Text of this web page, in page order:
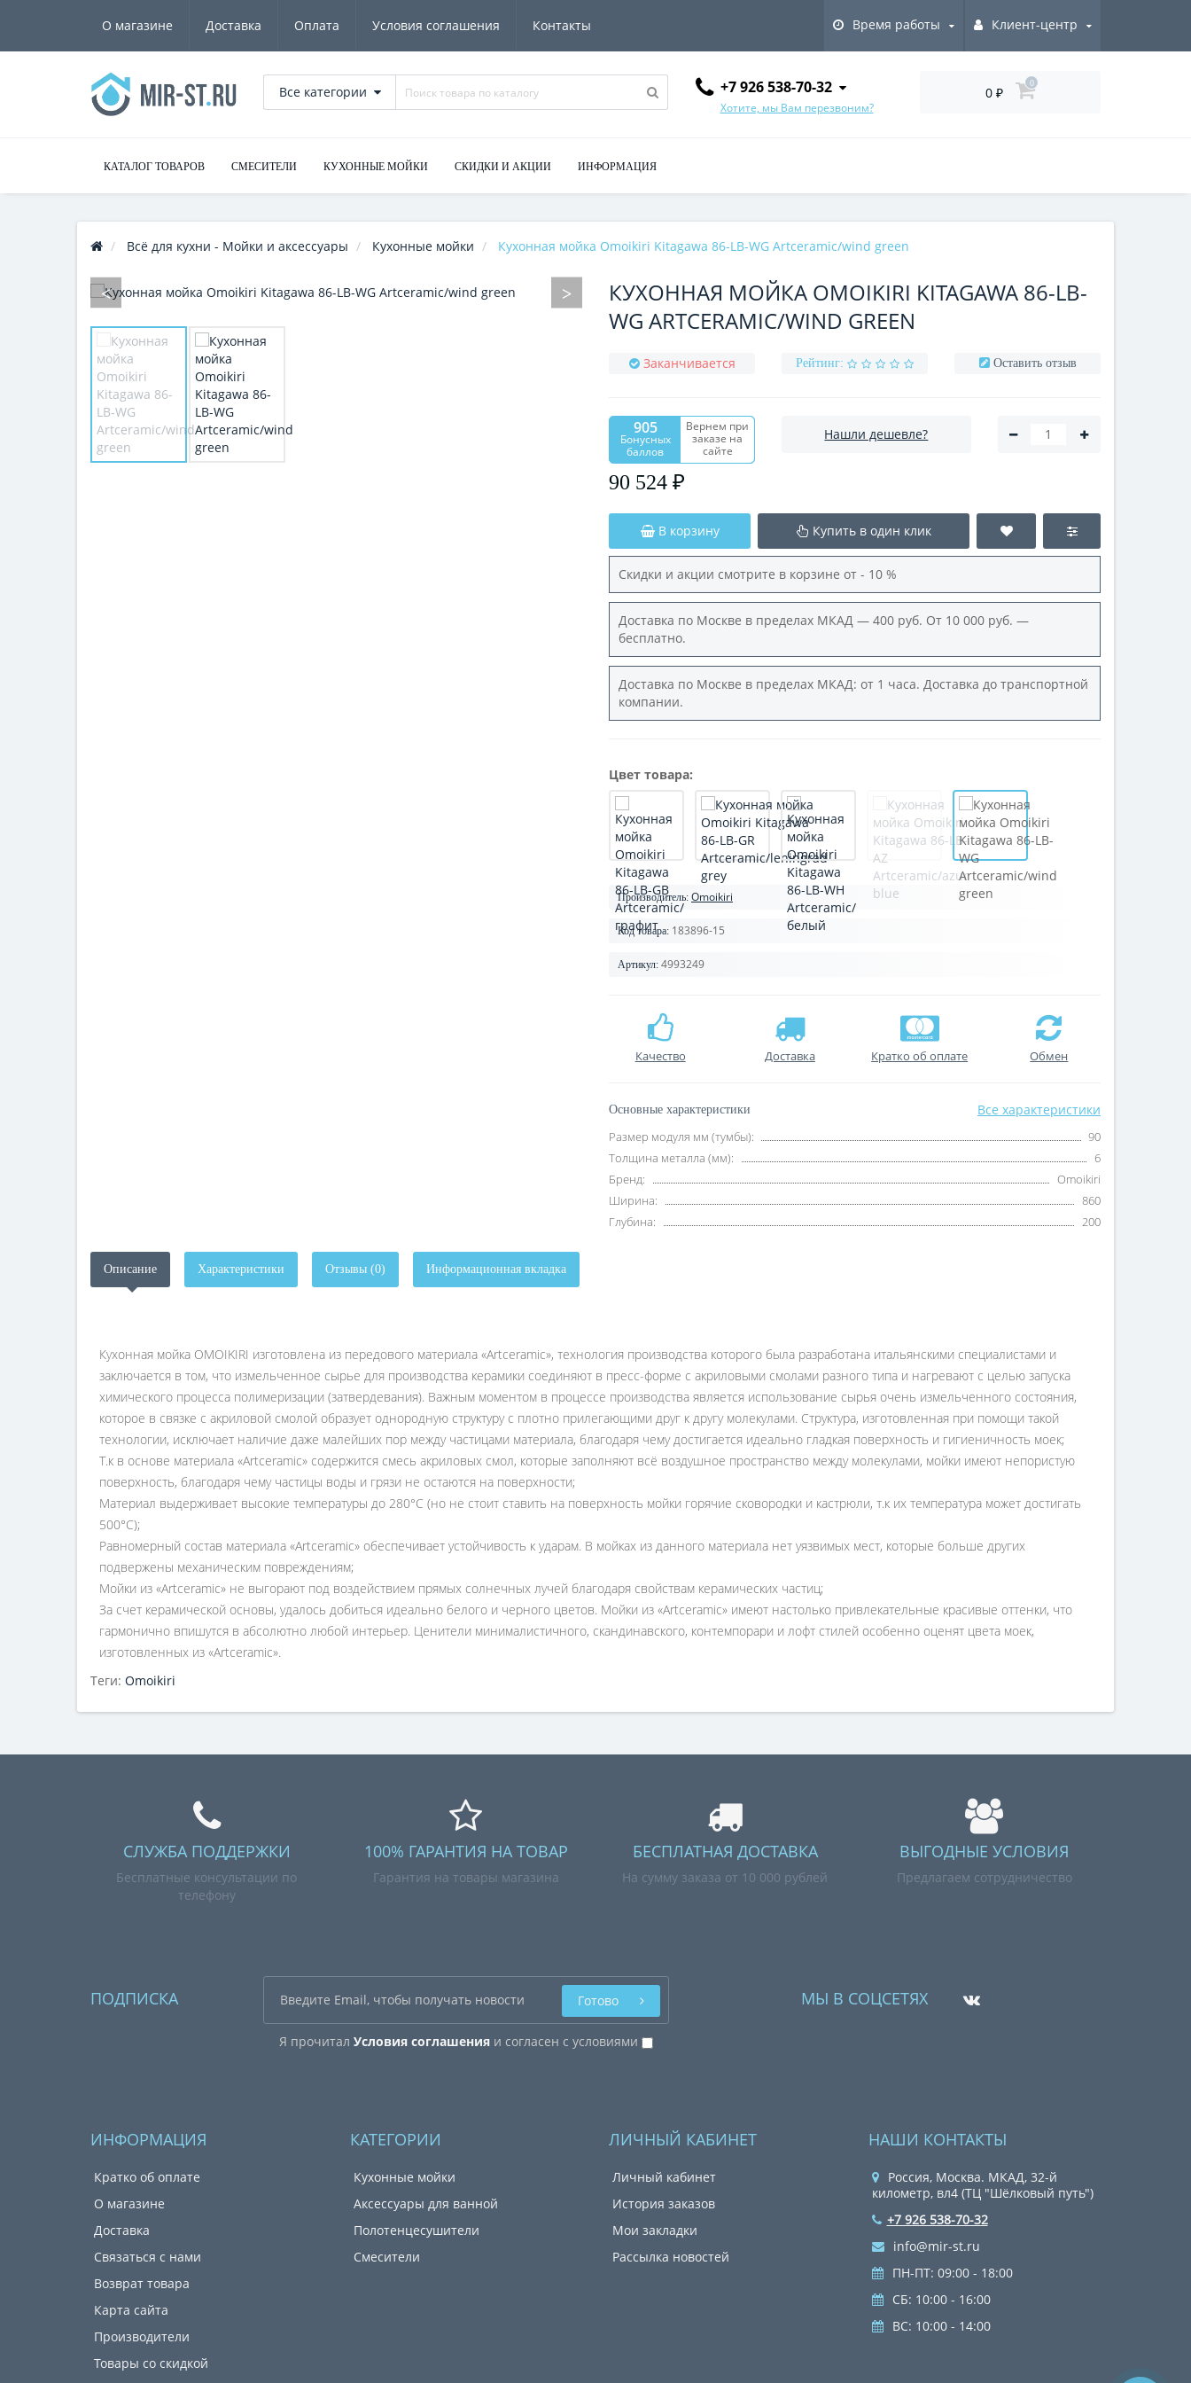
О магазине Доставка Оплата Условия соглашения Контакты Время работы Клиент-центр
Все категории +7 926 538-70-32
Хотите, мы Вам перезвоним?
0 ₽
0
КАТАЛОГ ТОВАРОВ СМЕСИТЕЛИ КУХОННЫЕ МОЙКИ СКИДКИ И АКЦИИ ИНФОРМАЦИЯ
Всё для кухни - Мойки и аксессуары Кухонные мойки Кухонная мойка Omoikiri Kitagawa 86-LB-WG Artceramic/wind green
КУХОННАЯ МОЙКА OMOIKIRI KITAGAWA 86-LB-
WG ARTCERAMIC/WIND GREEN
Заканчивается Рейтинг: Оставить отзыв
905
Бонусных
баллов
Вернем при
заказе на
сайте
90 524 ₽
Нашли дешевле?
В корзину Купить в один клик
Скидки и акции смотрите в корзине от - 10 %
Доставка по Москве в пределах МКАД — 400 руб. От 10 000 руб. —
бесплатно.
Доставка по Москве в пределах МКАД: от 1 часа. Доставка до транспортной
компании.
Цвет товара:
Производитель: Omoikiri
Код товара: 183896-15
Артикул: 4993249
Качество Доставка Кратко об оплате Обмен
Основные характеристики Все характеристики
Размер модуля мм (тумбы):
90
Толщина металла (мм):
6
Бренд:
Omoikiri
Ширина:
860
Глубина:
200
Описание Характеристики Отзывы (0) Информационная вкладка
Кухонная мойка OMOIKIRI изготовлена из передового материала «Artceramic», технология производства которого была разработана итальянскими специалистами и
заключается в том, что измельченное сырье для производства керамики соединяют в пресс-форме с акриловыми смолами разного типа и нагревают с целью запуска
химического процесса полимеризации (затвердевания). Важным моментом в процессе производства является использование сырья очень измельченного состояния,
которое в связке с акриловой смолой образует однородную структуру с плотно прилегающими друг к другу молекулами. Структура, изготовленная при помощи такой
технологии, исключает наличие даже малейших пор между частицами материала, благодаря чему достигается идеально гладкая поверхность и гигиеничность моек;
Т.к в основе материала «Artceramic» содержится смесь акриловых смол, которые заполняют всё воздушное пространство между молекулами, мойки имеют непористую
поверхность, благодаря чему частицы воды и грязи не остаются на поверхности;
Материал выдерживает высокие температуры до 280°С (но не стоит ставить на поверхность мойки горячие сковородки и кастрюли, т.к их температура может достигать
500°С);
Равномерный состав материала «Artceramic» обеспечивает устойчивость к ударам. В мойках из данного материала нет уязвимых мест, которые больше других
подвержены механическим повреждениям;
Мойки из «Artceramic» не выгорают под воздействием прямых солнечных лучей благодаря свойствам керамических частиц;
За счет керамической основы, удалось добиться идеально белого и черного цветов. Мойки из «Artceramic» имеют настолько привлекательные красивые оттенки, что
гармонично впишутся в абсолютно любой интерьер. Ценители минималистичного, скандинавского, контемпорари и лофт стилей особенно оценят цвета моек,
изготовленных из «Artceramic».
Теги: Omoikiri
СЛУЖБА ПОДДЕРЖКИ
Бесплатные консультации по
телефону
100% ГАРАНТИЯ НА ТОВАР
Гарантия на товары магазина
БЕСПЛАТНАЯ ДОСТАВКА
На сумму заказа от 10 000 рублей
ВЫГОДНЫЕ УСЛОВИЯ
Предлагаем сотрудничество
ПОДПИСКА
Я прочитал Условия соглашенияи согласен с условиями
Готово МЫ В СОЦСЕТЯХ
ИНФОРМАЦИЯ
Кратко об оплате
О магазине
Доставка
Связаться с нами
Возврат товара
Карта сайта
Производители
Товары со скидкой
КАТЕГОРИИ
Кухонные мойки
Аксессуары для ванной
Полотенцесушители
Смесители
ЛИЧНЫЙ КАБИНЕТ
Личный кабинет
История заказов
Мои закладки
Рассылка новостей
НАШИ КОНТАКТЫ
Россия, Москва. МКАД, 32-й
километр, вл4 (ТЦ "Шёлковый путь")
+7 926 538-70-32
info@mir-st.ru
ПН-ПТ: 09:00 - 18:00
СБ: 10:00 - 16:00
ВС: 10:00 - 14:00